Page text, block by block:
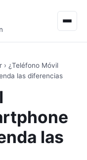
› ¿Teléfono Móvil
las diferencias
las